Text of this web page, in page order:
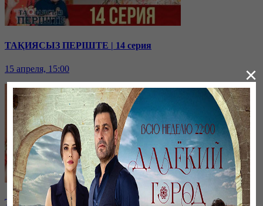
ТАҚИЯСЫЗ ПЕРІШТЕ | 14 серия
15 апреля, 15:00
ТАҚИЯСЫЗ ПЕРІШТЕ | 13 серия
×